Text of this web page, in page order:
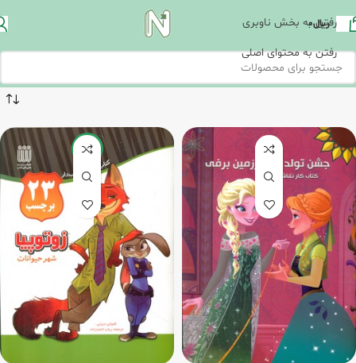
رفتن به بخش ناوبری
رفتن به محتوای اصلی
ریال0
-5%